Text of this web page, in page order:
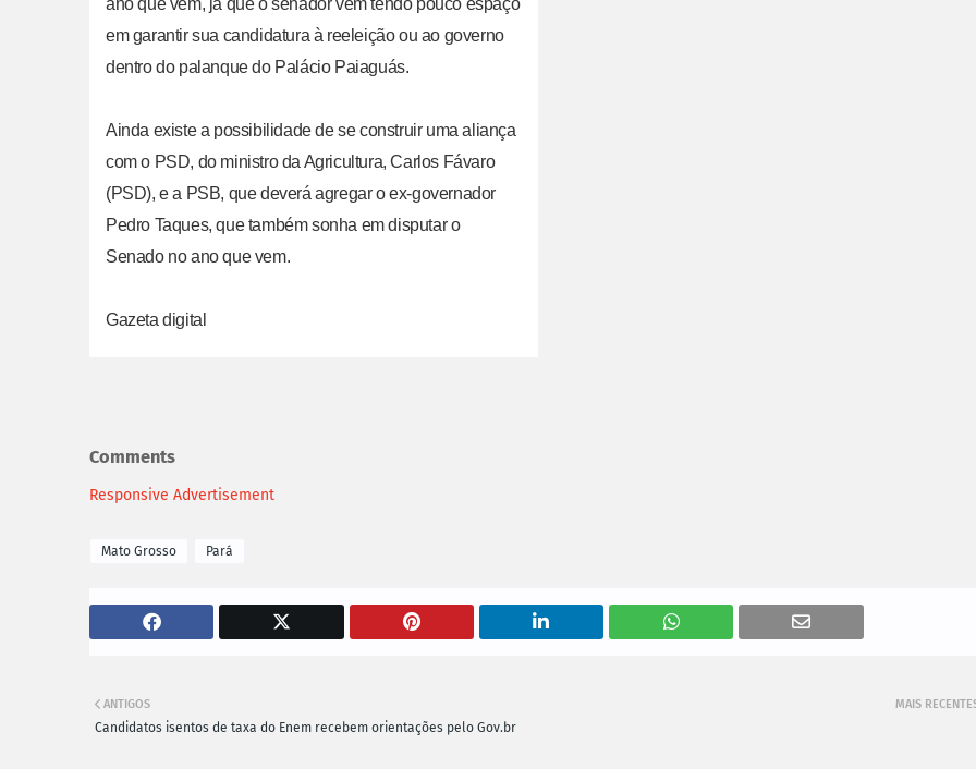
em garantir sua candidatura à reeleição ou ao governo
dentro do palanque do Palácio Paiaguás.
Ainda existe a possibilidade de se construir uma aliança
com o PSD, do ministro da Agricultura, Carlos Fávaro
(PSD), e a PSB, que deverá agregar o ex-governador
Pedro Taques, que também sonha em disputar o
Senado no ano que vem.
Gazeta digital
Comments
Responsive Advertisement
Mato Grosso Pará
MAIS
ANTIGOS
Candidatos isentos de taxa do Enem recebem orientações pelo Gov.br